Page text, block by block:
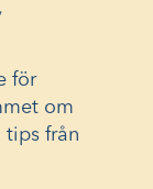
för
om
tips från